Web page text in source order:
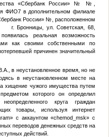
«Сбербанк России» №
№
ФИО7в дополнительном филиале
России» № , расположенном
Бронницы, ул. Советская, 68,
реальная возможность
как своими собственными по
причинен значительный
, в неустановленное время, но не
в неустановленном месте на
хищение чужого имущества путем
которого он определил
круга граждан
товары, используя интернет
с аккаунтом «chemod_msk» с
переводов денежных средств на
действий.